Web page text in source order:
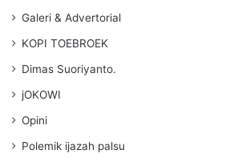
Galeri & Advertorial
KOPI TOEBROEK
Dimas Suoriyanto.
jOKOWI
Opini
Polemik ijazah palsu